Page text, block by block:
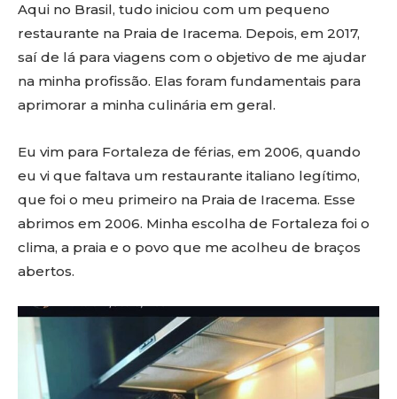
Aqui no Brasil, tudo iniciou com um pequeno
restaurante na Praia de Iracema. Depois, em 2017,
saí de lá para viagens com o objetivo de me ajudar
na minha profissão. Elas foram fundamentais para
aprimorar a minha culinária em geral.
Eu vim para Fortaleza de férias, em 2006, quando
eu vi que faltava um restaurante italiano legítimo,
que foi o meu primeiro na Praia de Iracema. Esse
abrimos em 2006. Minha escolha de Fortaleza foi o
clima, a praia e o povo que me acolheu de braços
abertos.